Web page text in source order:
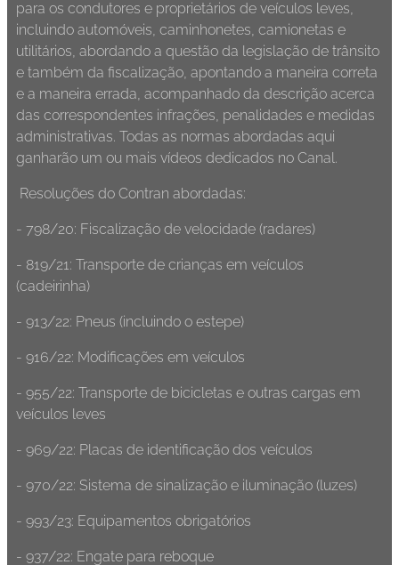
para os condutores e proprietários de veículos leves,
incluindo automóveis, caminhonetes, camionetas e
utilitários, abordando a questão da legislação de trânsito
e também da fiscalização, apontando a maneira correta
e a maneira errada, acompanhado da descrição acerca
das correspondentes infrações, penalidades e medidas
administrativas. Todas as normas abordadas aqui
ganharão um ou mais vídeos dedicados no Canal.
Resoluções do Contran abordadas:
- 798/20: Fiscalização de velocidade (radares)
- 819/21: Transporte de crianças em veículos
(cadeirinha)
- 913/22: Pneus (incluindo o estepe)
- 916/22: Modificações em veículos
- 955/22: Transporte de bicicletas e outras cargas em
veículos leves
- 969/22: Placas de identificação dos veículos
- 970/22: Sistema de sinalização e iluminação (luzes)
- 993/23: Equipamentos obrigatórios
- 937/22: Engate para reboque